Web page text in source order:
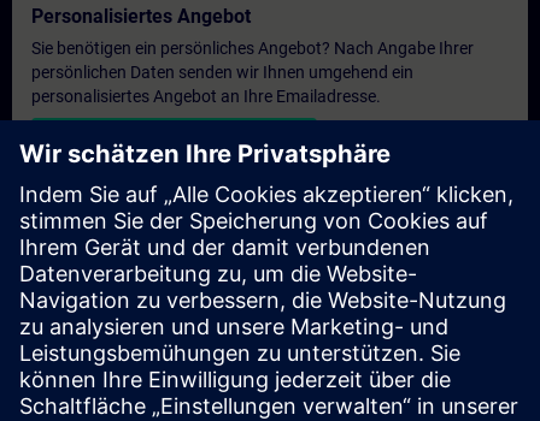
Personalisiertes Angebot
Sie benötigen ein persönliches Angebot? Nach Angabe Ihrer
persönlichen Daten senden wir Ihnen umgehend ein
personalisiertes Angebot an Ihre Emailadresse.
Persönliches Angebot zusenden
Anfrage Exklusivtraining
Haben Sie Bedarf an einem höheren Schulungsangebot und
brauchen ein exklusives Training – entweder vor Ort bei Ihnen,
virtuell oder in einem SITRAIN Trainingscenter? Nachdem Sie
uns Ihre persönlichen Daten und Ihren Trainingsbedarf
übermittelt haben, bekommen Sie von uns ein Angebot für eine
exklusive Schulung.